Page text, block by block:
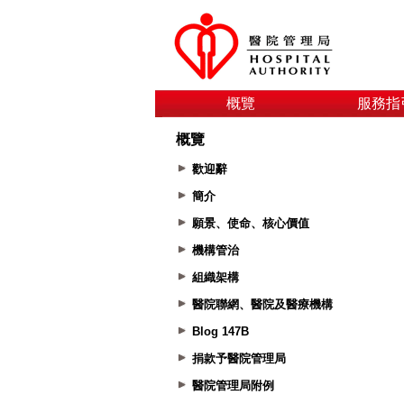
概覽 服務指
概覽
歡迎辭
簡介
願景、使命、核心價值
機構管治
組織架構
醫院聯網、醫院及醫療機構
Blog 147B
捐款予醫院管理局
醫院管理局附例